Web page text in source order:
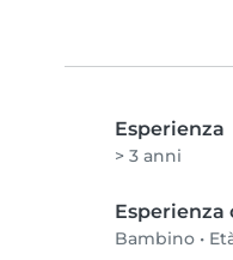
Esperienza
> 3 anni
Esperienza
Bambino •